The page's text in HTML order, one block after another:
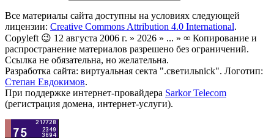
Все материалы сайта доступны на условиях следующей
лицензии: Creative Commons Attribution 4.0 International.
Copyleft 😉 12 августа 2006 г. » 2026 » ... » ∞ Копирование и
распространение материалов разрешено без ограничений.
Ссылка не обязательна, но желательна.
Разработка сайта: виртуальная секта ".светильnick". Логотип:
Степан Евдокимов.
При поддержке интернет-провайдера Sarkor Telecom
(регистрация домена, интернет-услуги).